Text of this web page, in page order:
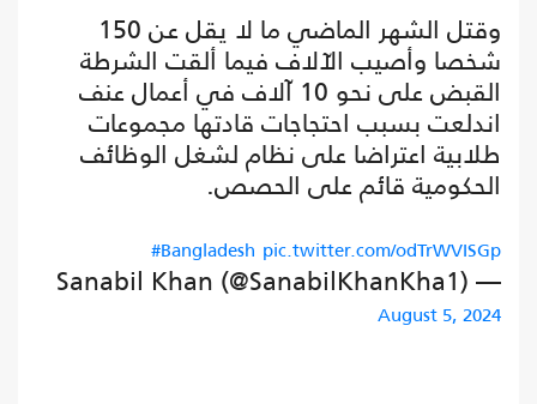
وقتل الشهر الماضي ما لا يقل عن 150
شخصا وأصيب الآلاف فيما ألقت الشرطة
القبض على نحو 10 آلاف في أعمال عنف
اندلعت بسبب احتجاجات قادتها مجموعات
طلابية اعتراضا على نظام لشغل الوظائف
الحكومية قائم على الحصص.
#Bangladesh pic.twitter.com/odTrWVISGp
— Sanabil Khan (@SanabilKhanKha1)
August 5, 2024